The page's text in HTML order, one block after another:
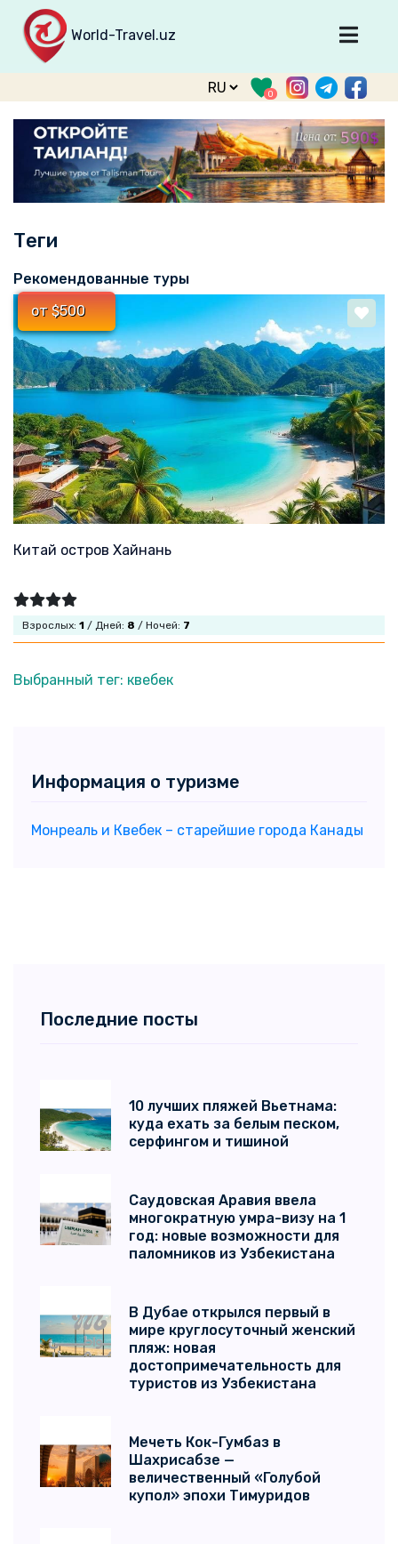
World-Travel.uz
Главная
Направления
Туры
Тур. фирмы
Табло прилета
Войти
Зарегистрироваться
support@world-travel.uz
0
Теги
Рекомендованные туры
от $500
Китай остров Хайнань
Взрослых: 1 / Дней: 8 / Ночей: 7
Выбранный тег: квебек
Информация о туризме
Монреаль и Квебек – старейшие города Канады
Последние посты
10 лучших пляжей Вьетнама:
куда ехать за белым песком,
серфингом и тишиной
Саудовская Аравия ввела
многократную умра-визу на 1
год: новые возможности для
паломников из Узбекистана
В Дубае открылся первый в
мире круглосуточный женский
пляж: новая
достопримечательность для
туристов из Узбекистана
Мечеть Кок-Гумбаз в
Шахрисабзе —
величественный «Голубой
купол» эпохи Тимуридов